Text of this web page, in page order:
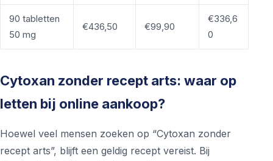
90 tabletten
50 mg
€436,50 €99,90
€336,6
0
Cytoxan zonder recept arts: waar op
letten bij online aankoop?
Hoewel veel mensen zoeken op “Cytoxan zonder
recept arts”, blijft een geldig recept vereist. Bij